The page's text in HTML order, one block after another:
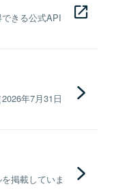
きる公式API
年7月31日
掲載していま